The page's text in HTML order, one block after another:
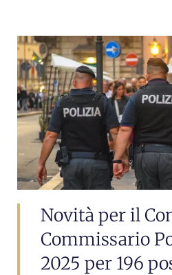
Novità per il
Commissario
2025 per 196